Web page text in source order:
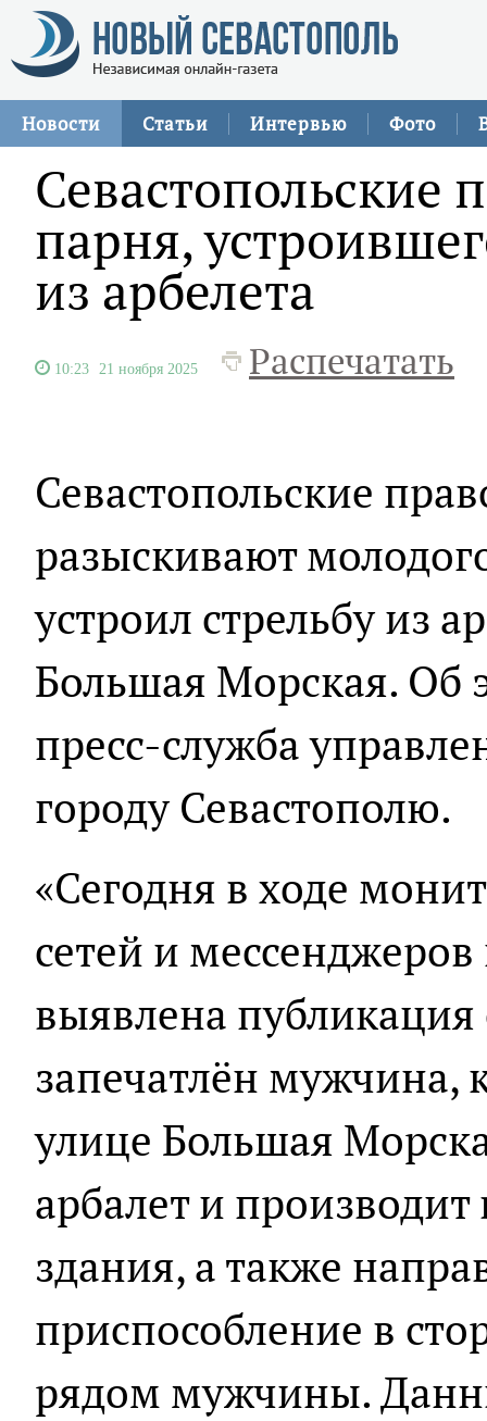
Новости Статьи Интервью Фото
Севастопольские
парня,
из арбелета
10:23 21 ноября 2025 Распечатать
Севастопольские
разыскивают
устроил стрельбу из
Большая Морская. Об
пресс-служба
городу Севастополю.
«Сегодня в ходе
сетей и
выявлена
запечатлён мужчина,
улице Большая
арбалет и
здания, а также
приспособление в
рядом мужчины.